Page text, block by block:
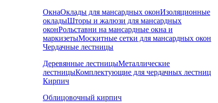
ОкнаОклады для мансардных оконИзоляционные
окладыШторы и жалюзи для мансардных
оконРольставни на мансардные окна и
маркизетыМоскитные сетки для мансардных окон
Чердачные лестницы
Деревянные лестницыМеталлические
лестницыКомплектующие для чердачных лестниц
Кирпич
Облицовочный кирпич